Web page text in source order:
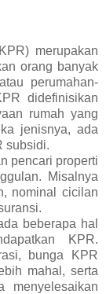
merupakan
orang banyak
perumahan-
didefinisikan
rumah yang
jenisnya, ada
subsidi.
pencari properti
Misalnya
nominal cicilan
beberapa hal
KPR.
bunga KPR
mahal, serta